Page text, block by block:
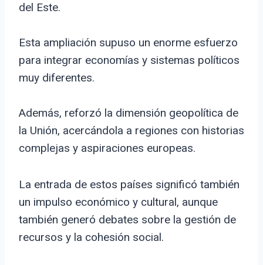
del Este.
Esta ampliación supuso un enorme esfuerzo
para integrar economías y sistemas políticos
muy diferentes.
Además, reforzó la dimensión geopolítica de
la Unión, acercándola a regiones con historias
complejas y aspiraciones europeas.
La entrada de estos países significó también
un impulso económico y cultural, aunque
también generó debates sobre la gestión de
recursos y la cohesión social.